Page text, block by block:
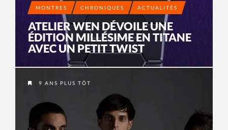
MONTRES CHRONIQUES ACTUALITÉS
ATELIER WEN DÉVOILE UNE
ÉDITION MILLÉSIME EN TITANE
AVEC UN PETIT TWIST
9 ANS PLUS TÔT